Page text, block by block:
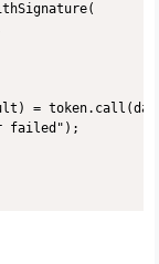
=
failed");